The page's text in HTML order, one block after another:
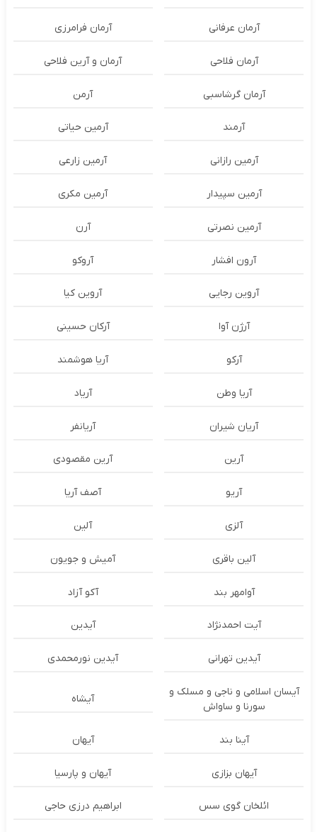
آرمان عرفانی آرمان فرامرزی
آرمان فلاحی آرمان و آرین فلاحی
آرمان گرشاسبی آرمن
آرمند آرمین حیاتی
آرمین رازانی آرمین زارعی
آرمین سپیدار آرمین مکری
آرمین نصرتی آرن
آرون افشار آروکو
آروین رجایی آروین کیا
آرژن آوا آرکان حسینی
آرکو آریا هوشمند
آریا وطن آریاد
آریان شیران آریانفر
آرین آرین مقصودی
آریو آصف آریا
آلزی آلین
آلین باقری آمیش و جویون
آوامهر بند آکو آزاد
آیت احمدنژاد آیدین
آیدین تهرانی آیدین نورمحمدی
آیسان اسلامی و ناجی و مسلک و
سورنا و ساواش
آیشاه
آینا بند آیهان
آیهان بزازی آیهان و پارسیا
ائلخان گوی سس ابراهیم درزی حاجی